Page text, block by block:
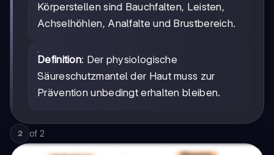
Körperstellen sind Bauchfalten, Leisten,
Achselhöhlen, Analfalte und Brustbereich.
Definition: Der physiologische
Säureschutzmantel der Haut muss zur
Prävention unbedingt erhalten bleiben.
2 of 2